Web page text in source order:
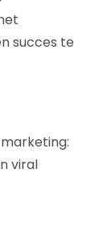
succes te
viral